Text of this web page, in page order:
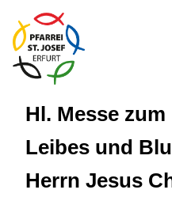
Hl. Messe
Leibes und
Herrn Jesus